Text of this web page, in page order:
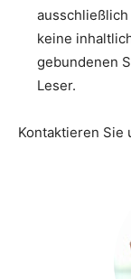
keine
gebundenen
Leser.
Kontaktieren Sie